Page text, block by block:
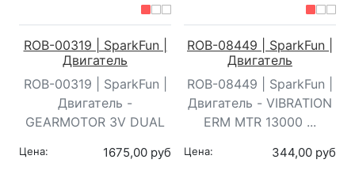
ROB-00319 | SparkFun |
Двигатель
ROB-00319 | SparkFun |
Двигатель -
GEARMOTOR 3V DUAL
Цена: 1675,00 руб
ROB-08449 | SparkFun |
Двигатель
ROB-08449 | SparkFun |
Двигатель - VIBRATION
ERM MTR 13000 ...
Цена: 344,00 руб